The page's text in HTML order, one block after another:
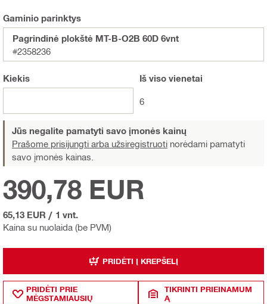
Gaminio parinktys
Pagrindinė plokštė MT-B-O2B 60D 6vnt
#2358236
Kiekis Iš viso vienetai
6
Jūs negalite pamatyti savo įmonės kainų
Prašome prisijungti arba užsiregistruoti norėdami pamatyti
savo įmonės kainas.
Kaina su nuolaida (be PVM)
390,78 EUR
65,13 EUR / 1 vnt.
PRIDĖTI Į KREPŠELĮ
PRIDĖTI PRIE
MĖGSTAMIAUSIŲ
TIKRINTI PRIEINAMUM
Ą